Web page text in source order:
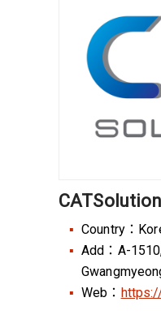
Country：
Add：A-
Web：